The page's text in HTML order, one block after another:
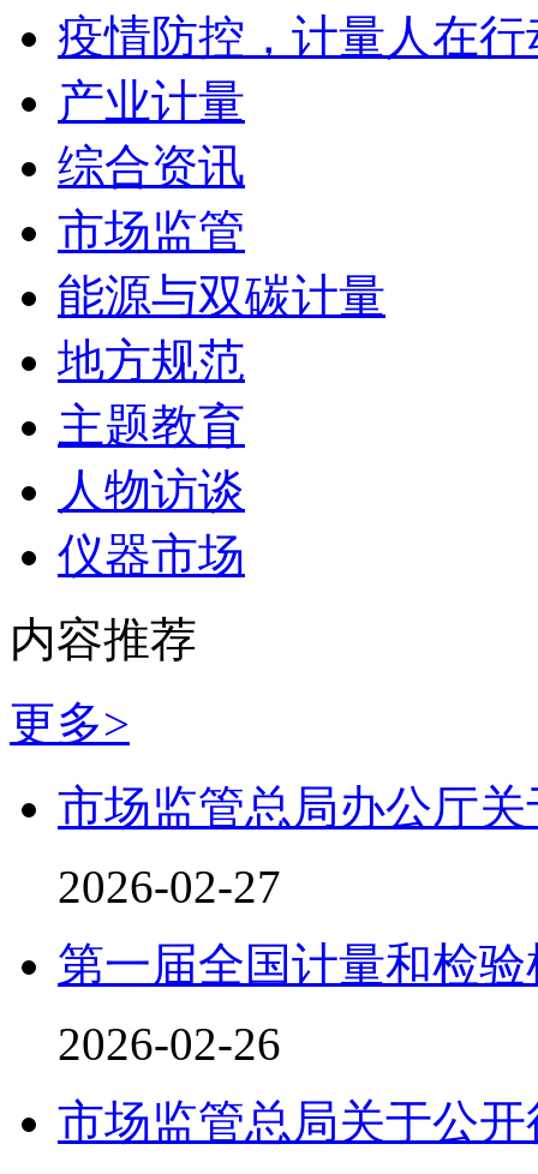
疫情防控，计量人在行
产业计量
综合资讯
市场监管
能源与双碳计量
地方规范
主题教育
人物访谈
仪器市场
内容推荐
更多>
市场监管总局办公厅
2026-02-27
第一届全国计量和检
2026-02-26
市场监管总局关于公